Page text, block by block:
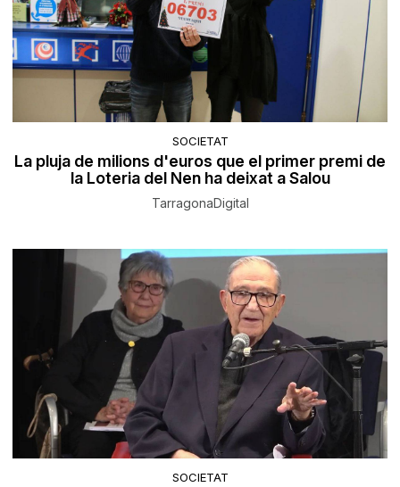
SOCIETAT
La pluja de milions d'euros que el primer premi de
la Loteria del Nen ha deixat a Salou
TarragonaDigital
SOCIETAT